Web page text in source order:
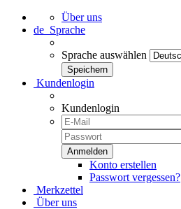
Über uns
de Sprache
Sprache auswählen
Kundenlogin
Kundenlogin
Konto erstellen
Passwort vergessen?
Merkzettel
Über uns